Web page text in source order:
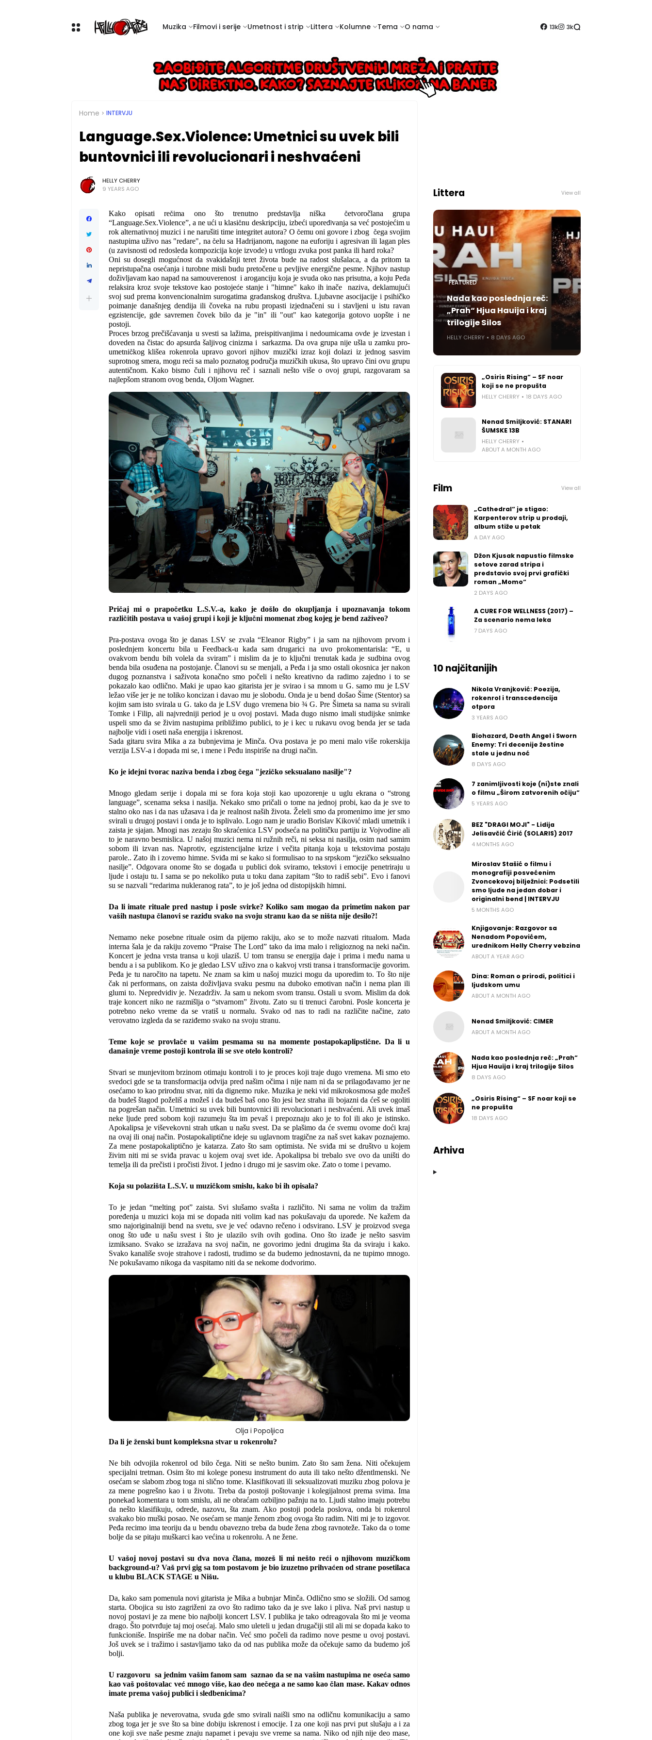
Muzika Filmovi i serije Umetnost i strip Littera Kolumne Tema O nama 13k 3k
Home INTERVJU
Language.Sex.Violence: Umetnici su uvek bili
buntovnici ili revolucionari i neshvaćeni
HELLY CHERRY
9 YEARS AGO
Kako opisati rečima ono što trenutno predstavlja niška četvoročlana grupa
“Language.Sex.Violence”, a ne ući u klasičnu deskripciju, izbeći upoređivanja sa već postojećim u
rok alternativnoj muzici i ne narušiti time integritet autora? O čemu oni govore i zbog čega svojim
nastupima uživo nas "redare", na čelu sa Hadrijanom, nagone na euforiju i agresivan ili lagan ples
(u zavisnosti od redosleda kompozicija koje izvode) u vrtlogu zvuka post panka ili hard roka?
Oni su dosegli mogućnost da svakidašnji teret života bude na radost slušalaca, a da pritom ta
nepristupačna osećanja i turobne misli budu pretočene u pevljive energične pesme. Njihov nastup
doživljavam kao napad na samouverenost i aroganciju koja je svuda oko nas prisutna, a koju Peđa
relaksira kroz svoje tekstove kao postojeće stanje i "himne" kako ih inače naziva, deklamujući
svoj sud prema konvencionalnim surogatima građanskog društva. Ljubavne asocijacije i psihičko
poimanje današnjeg dendija ili čoveka na rubu propasti izjednačeni su i stavljeni u istu ravan
egzistencije, gde savremen čovek bilo da je "in" ili "out" kao kategorija gotovo uopšte i ne
postoji.
Proces brzog prečišćavanja u svesti sa lažima, preispitivanjima i nedoumicama ovde je izvestan i
doveden na čistac do apsurda šaljivog cinizma i sarkazma. Da ova grupa nije ušla u zamku pro-
umetničkog klišea rokenrola upravo govori njihov muzički izraz koji dolazi iz jednog sasvim
suprotnog smera, mogu reći sa malo poznatog područja muzičkih ukusa, što upravo čini ovu grupu
autentičnom. Kako bismo čuli i njihovu reč i saznali nešto više o ovoj grupi, razgovaram sa
najlepšom stranom ovog benda, Oljom Wagner.
Pričaj mi o prapočetku L.S.V.-a, kako je došlo do okupljanja i upoznavanja tokom
različitih postava u vašoj grupi i koji je ključni momenat zbog kojeg je bend zaživeo?
Pra-postava ovoga što je danas LSV se zvala “Eleanor Rigby” i ja sam na njihovom prvom i
poslednjem koncertu bila u Feedback-u kada sam drugarici na uvo prokomentarisla: “E, u
ovakvom bendu bih volela da sviram” i mislim da je to ključni trenutak kada je sudbina ovog
benda bila osuđena na postojanje. Članovi su se menjali, a Peđa i ja smo ostali okosnica jer nakon
dugog poznanstva i saživota konačno smo počeli i nešto kreativno da radimo zajedno i to se
pokazalo kao odlično. Maki je upao kao gitarista jer je svirao i sa mnom u G. samo mu je LSV
ležao više jer je ne toliko koncizan i davao mu je slobodu. Onda je u bend došao Šime (Stentor) sa
kojim sam isto svirala u G. tako da je LSV dugo vremena bio ¾ G. Pre Šimeta sa nama su svirali
Tomke i Filip, ali najvredniji period je u ovoj postavi. Mada dugo nismo imali studijske snimke
uspeli smo da se živim nastupima približimo publici, to je i kec u rukavu ovog benda jer se tada
najbolje vidi i oseti naša energija i iskrenost.
Sada gitaru svira Mika a za bubnjevima je Minča. Ova postava je po meni malo više rokerskija
verzija LSV-a i dopada mi se, i mene i Peđu inspiriše na drugi način.
Ko je idejni tvorac naziva benda i zbog čega "jezičko seksualano nasilje"?
Mnogo gledam serije i dopala mi se fora koja stoji kao upozorenje u uglu ekrana o “strong
language”, scenama seksa i nasilja. Nekako smo pričali o tome na jednoj probi, kao da je sve to
stalno oko nas i da nas užasava i da je realnost naših života. Želeli smo da promenimo ime jer smo
svirali u drugoj postavi i onda je to isplivalo. Logo nam je uradio Borislav Kiković mladi umetnik i
zaista je sjajan. Mnogi nas zezaju što skraćenica LSV podseća na političku partiju iz Vojvodine ali
to je naravno besmislica. U našoj muzici nema ni ružnih reči, ni seksa ni nasilja, osim nad samim
sobom ili izvan nas. Naprotiv, egzistencijalne krize i večita pitanja koja u tekstovima postaju
parole.. Zato ih i zovemo himne. Sviđa mi se kako si formulisao to na srpskom “jezičko seksualno
nasilje”. Odgovara onome što se događa u publici dok sviramo, tekstovi i emocije penetriraju u
ljude i ostaju tu. I sama se po nekoliko puta u toku dana zapitam “što to radiš sebi”. Evo i fanovi
su se nazvali “redarima nukleranog rata”, to je još jedna od distopijskih himni.
Da li imate rituale pred nastup i posle svirke? Koliko sam mogao da primetim nakon par
vaših nastupa članovi se raziđu svako na svoju stranu kao da se ništa nije desilo?!
Nemamo neke posebne rituale osim da pijemo rakiju, ako se to može nazvati ritualom. Mada
interna šala je da rakiju zovemo “Praise The Lord” tako da ima malo i religioznog na neki način.
Koncert je jedna vrsta transa u koji ulaziš. U tom transu se energija daje i prima i među nama u
bendu a i sa publikom. Ko je gledao LSV uživo zna o kakvoj vrsti transa i transformacije govorim.
Peđa je tu naročito na tapetu. Ne znam sa kim u našoj muzici mogu da uporedim to. To što nije
čak ni performans, on zaista doživljava svaku pesmu na duboko emotivan način i nema plan ili
glumi to. Nepredvidiv je. Nezadrživ. Ja sam u nekom svom transu. Ostali u svom. Mislim da dok
traje koncert niko ne razmišlja o “stvarnom” životu. Zato su ti trenuci čarobni. Posle koncerta je
potrebno neko vreme da se vratiš u normalu. Svako od nas to radi na različite načine, zato
verovatno izgleda da se raziđemo svako na svoju stranu.
Teme koje se provlače u vašim pesmama su na momente postapokaplipstične. Da li u
današnje vreme postoji kontrola ili se sve otelo kontroli?
Stvari se munjevitom brzinom otimaju kontroli i to je proces koji traje dugo vremena. Mi smo eto
svedoci gde se ta transformacija odvija pred našim očima i nije nam ni da se prilagođavamo jer ne
osećamo to kao prirodnu stvar, niti da dignemo ruke. Muzika je neki vid mikrokosmosa gde možeš
da budeš štagod poželiš a možeš i da budeš baš ono što jesi bez straha ili bojazni da ćeš se ogoliti
na pogrešan način. Umetnici su uvek bili buntovnici ili revolucionari i neshvaćeni. Ali uvek imaš
neke ljude pred sobom koji razumeju šta im pevaš i prepoznaju ako je to fol ili ako je istinsko.
Apokalipsa je viševekovni strah utkan u našu svest. Da se plašimo da će svemu ovome doći kraj
na ovaj ili onaj način. Postapokaliptične ideje su uglavnom tragične za naš svet kakav poznajemo.
Za mene postapokaliptično je katarza. Zato što sam optimista. Ne sviđa mi se društvo u kojem
živim niti mi se sviđa pravac u kojem ovaj svet ide. Apokalipsa bi trebalo sve ovo da uništi do
temelja ili da prečisti i pročisti život. I jedno i drugo mi je sasvim oke. Zato o tome i pevamo.
Koja su polazišta L.S.V. u muzičkom smislu, kako bi ih opisala?
To je jedan “melting pot” zaista. Svi slušamo svašta i različito. Ni sama ne volim da tražim
poređenja u muzici koja mi se dopada niti volim kad nas pokušavaju da uporede. Ne kažem da
smo najoriginalniji bend na svetu, sve je već odavno rečeno i odsvirano. LSV je proizvod svega
onog što uđe u našu svest i što je ulazilo svih ovih godina. Ono što izađe je nešto sasvim
izmiksano. Svako se izražava na svoj način, ne govorimo jedni drugima šta da sviraju i kako.
Svako kanališe svoje strahove i radosti, trudimo se da budemo jednostavni, da ne tupimo mnogo.
Ne pokušavamo nikoga da vaspitamo niti da se nekome dodvorimo.
Olja i Popoljica
Da li je ženski bunt kompleksna stvar u rokenrolu?
Ne bih odvojila rokenrol od bilo čega. Niti se nešto bunim. Zato što sam žena. Niti očekujem
specijalni tretman. Osim što mi kolege ponesu instrument do auta ili tako nešto džentlmenski. Ne
osećam se slabom zbog toga ni slično tome. Klasifikovati ili seksualizovati muziku zbog polova je
za mene pogrešno kao i u životu. Treba da postoji poštovanje i kolegijalnost prema svima. Ima
ponekad komentara u tom smislu, ali ne obraćam ozbiljno pažnju na to. Ljudi stalno imaju potrebu
da nešto klasifikuju, odrede, nazovu, šta znam. Ako postoji podela poslova, onda bi rokenrol
svakako bio muški posao. Ne osećam se manje ženom zbog ovoga što radim. Niti mi je to izgovor.
Peđa recimo ima teoriju da u bendu obavezno treba da bude žena zbog ravnoteže. Tako da o tome
bolje da se pitaju muškarci kao većina u rokenrolu. A ne žene.
U vašoj novoj postavi su dva nova člana, mozeš li mi nešto reći o njihovom muzičkom
background-u? Vaš prvi gig sa tom postavom je bio izuzetno prihvaćen od strane posetilaca
u klubu BLACK STAGE u Nišu.
Da, kako sam pomenula novi gitarista je Mika a bubnjar Minča. Odlično smo se složili. Od samog
starta. Obojica su isto zagriženi za ovo što radimo tako da je sve lako i pliva. Naš prvi nastup u
novoj postavi je za mene bio najbolji koncert LSV. I publika je tako odreagovala što mi je veoma
drago. Što potvrđuje taj moj osećaj. Malo smo uleteli u jedan drugačiji stil ali mi se dopada kako to
funkcioniše. Inspiriše me na dobar način. Već smo počeli da radimo nove pesme u ovoj postavi.
Još uvek se i tražimo i sastavljamo tako da od nas publika može da očekuje samo da budemo još
bolji.
U razgovoru sa jednim vašim fanom sam saznao da se na vašim nastupima ne oseća samo
kao vaš poštovalac većmnogo više, kao deo nečega a ne samo kaočlan mase. Kakav odnos
imate prema vašoj publici i sledbenicima?
Naša publika je neverovatna, svuda gde smo svirali naišli smo na odličnu komunikaciju a samo
zbog toga jer je sve što sa bine dobiju iskrenost i emocije. I za one koji nas prvi put slušaju a i za
one koji sve naše pesme znaju napamet i pevaju sve vreme sa nama. Niko od njih nije deo mase,
Littera View all
FEATURED
Nada kao poslednja reč:
„Prah“ Hjua Hauija i kraj
trilogije Silos
HELLY CHERRY 8 DAYS AGO
„Osiris Rising“ – SF noar
koji se ne propušta
HELLY CHERRY 18 DAYS AGO
Nenad Smiljković: STANARI
ŠUMSKE 13B
HELLY CHERRY
ABOUT A MONTH AGO
Film View all
„Cathedral“ je stigao:
Karpenterov strip u prodaji,
album stiže u petak
A DAY AGO
Džon Kjusak napustio filmske
setove zarad stripa i
predstavio svoj prvi grafički
roman „Momo“
2 DAYS AGO
A CURE FOR WELLNESS (2017) –
Za scenario nema leka
7 DAYS AGO
10 najčitanijih
Nikola Vranjković: Poezija,
rokenrol i transcedencija
otpora
3 YEARS AGO
Biohazard, Death Angel i Sworn
Enemy: Tri decenije žestine
stale u jednu noć
8 DAYS AGO
7 zanimljivosti koje (ni)ste znali
o filmu „Širom zatvorenih očiju“
5 YEARS AGO
BEZ "DRAGI MOJI" - Lidija
Jelisavčić Ćirić (SOLARIS) 2017
4 MONTHS AGO
Miroslav Stašić o filmu i
monografiji posvećenim
Zvoncekovoj bilježnici: Podsetili
smo ljude na jedan dobar i
originalni bend | INTERVJU
5 MONTHS AGO
Knjigovanje: Razgovor sa
Nenadom Popovićem,
urednikom Helly Cherry vebzina
ABOUT A YEAR AGO
Dina: Roman o prirodi, politici i
ljudskom umu
ABOUT A MONTH AGO
Nenad Smiljković: CIMER
ABOUT A MONTH AGO
Nada kao poslednja reč: „Prah“
Hjua Hauija i kraj trilogije Silos
8 DAYS AGO
„Osiris Rising“ – SF noar koji se
ne propušta
18 DAYS AGO
Arhiva